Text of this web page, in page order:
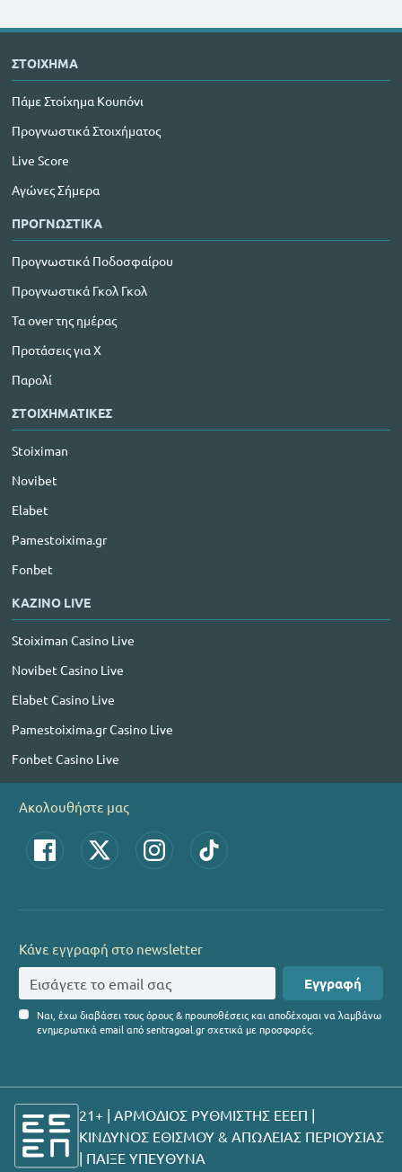
ΣΤΟΙΧΗΜΑ
Πάμε Στοίχημα Κουπόνι
Προγνωστικά Στοιχήματος
Live Score
Αγώνες Σήμερα
ΠΡΟΓΝΩΣΤΙΚΑ
Προγνωστικά Ποδοσφαίρου
Προγνωστικά Γκολ Γκολ
Τα over της ημέρας
Προτάσεις για Χ
Παρολί
ΣΤΟΙΧΗΜΑΤΙΚΕΣ
Stoiximan
Novibet
Elabet
Pamestoixima.gr
Fonbet
ΚΑΖΙΝΟ LIVE
Stoiximan Casino Live
Novibet Casino Live
Elabet Casino Live
Pamestoixima.gr Casino Live
Fonbet Casino Live
Ακολουθήστε μας
Κάνε εγγραφή στο newsletter
Εγγραφή
Ναι, έχω διαβάσει τους όρους & προυποθέσεις και αποδέχομαι να λαμβάνω
ενημερωτικά email από sentragoal.gr σχετικά με προσφορές.
21+ | ΑΡΜΟΔΙΟΣ ΡΥΘΜΙΣΤΗΣ ΕΕΕΠ |
ΚΙΝΔΥΝΟΣ ΕΘΙΣΜΟΥ & ΑΠΩΛΕΙΑΣ ΠΕΡΙΟΥΣΙΑΣ
| ΠΑΙΞΕ ΥΠΕΥΘΥΝΑ